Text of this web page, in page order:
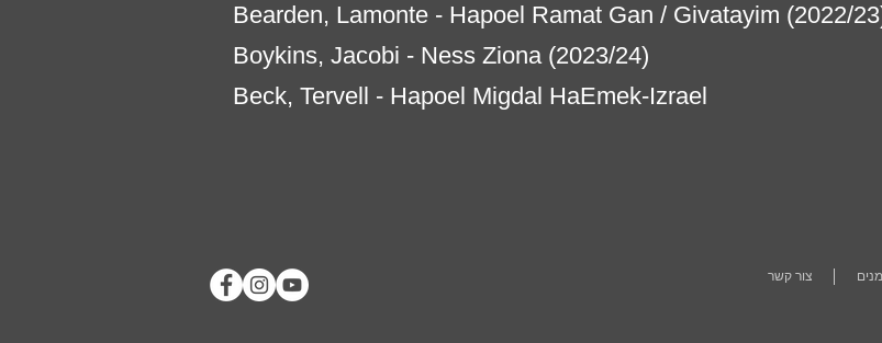
Bearden, Lamonte - Hapoel Ramat Gan / Givatayim (2022/
Boykins, Jacobi - Ness Ziona (2023/24)
Beck, Tervell - Hapoel Migdal HaEmek-Izrael
צור קשר